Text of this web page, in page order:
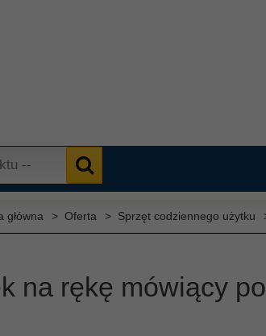
główna Oferta Sprzęt codziennego użytku
na rękę mówiący po